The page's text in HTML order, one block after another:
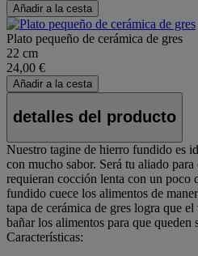
Añadir a la cesta
Plato pequeño de cerámica de gres
22 cm
24,00 €
Añadir a la cesta
detalles del producto
Nuestro tagine de hierro fundido es
con mucho sabor. Será tu aliado
requieran cocción lenta con un poco
fundido cuece los alimentos de
tapa de cerámica de gres logra que
bañar los alimentos para que queden
Características: